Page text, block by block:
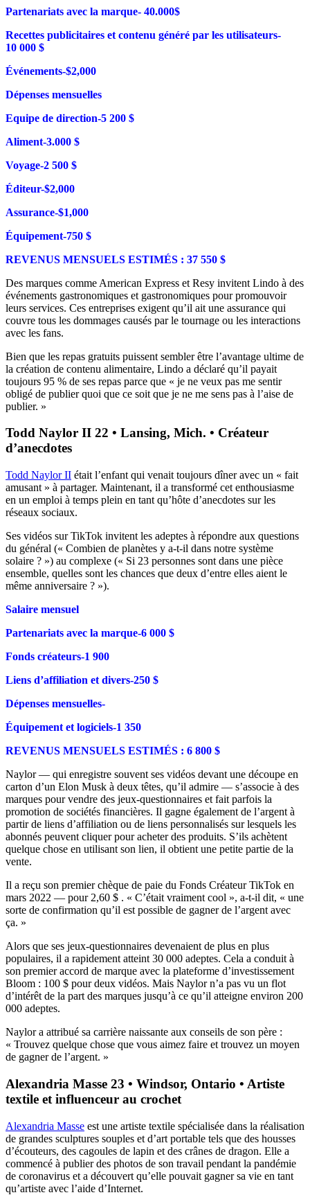
Partenariats avec la marque- 40.000$
Recettes publicitaires et contenu généré par les utilisateurs-
10 000 $
Événements-$2,000
Dépenses mensuelles
Equipe de direction-5 200 $
Aliment-3.000 $
Voyage-2 500 $
Éditeur-$2,000
Assurance-$1,000
Équipement-750 $
REVENUS MENSUELS ESTIMÉS : 37 550 $
Des marques comme American Express et Resy invitent Lindo à des
événements gastronomiques et gastronomiques pour promouvoir
leurs services. Ces entreprises exigent qu’il ait une assurance qui
couvre tous les dommages causés par le tournage ou les interactions
avec les fans.
Bien que les repas gratuits puissent sembler être l’avantage ultime de
la création de contenu alimentaire, Lindo a déclaré qu’il payait
toujours 95 % de ses repas parce que « je ne veux pas me sentir
obligé de publier quoi que ce soit que je ne me sens pas à l’aise de
publier. »
Todd Naylor II 22 • Lansing, Mich. • Créateur
d’anecdotes
Todd Naylor II était l’enfant qui venait toujours dîner avec un « fait
amusant » à partager. Maintenant, il a transformé cet enthousiasme
en un emploi à temps plein en tant qu’hôte d’anecdotes sur les
réseaux sociaux.
Ses vidéos sur TikTok invitent les adeptes à répondre aux questions
du général (« Combien de planètes y a-t-il dans notre système
solaire ? ») au complexe (« Si 23 personnes sont dans une pièce
ensemble, quelles sont les chances que deux d’entre elles aient le
même anniversaire ? »).
Salaire mensuel
Partenariats avec la marque-6 000 $
Fonds créateurs-1 900
Liens d’affiliation et divers-250 $
Dépenses mensuelles-
Équipement et logiciels-1 350
REVENUS MENSUELS ESTIMÉS : 6 800 $
Naylor — qui enregistre souvent ses vidéos devant une découpe en
carton d’un Elon Musk à deux têtes, qu’il admire — s’associe à des
marques pour vendre des jeux-questionnaires et fait parfois la
promotion de sociétés financières. Il gagne également de l’argent à
partir de liens d’affiliation ou de liens personnalisés sur lesquels les
abonnés peuvent cliquer pour acheter des produits. S’ils achètent
quelque chose en utilisant son lien, il obtient une petite partie de la
vente.
Il a reçu son premier chèque de paie du Fonds Créateur TikTok en
mars 2022 — pour 2,60 $ . « C’était vraiment cool », a-t-il dit, « une
sorte de confirmation qu’il est possible de gagner de l’argent avec
ça. »
Alors que ses jeux-questionnaires devenaient de plus en plus
populaires, il a rapidement atteint 30 000 adeptes. Cela a conduit à
son premier accord de marque avec la plateforme d’investissement
Bloom : 100 $ pour deux vidéos. Mais Naylor n’a pas vu un flot
d’intérêt de la part des marques jusqu’à ce qu’il atteigne environ 200
000 adeptes.
Naylor a attribué sa carrière naissante aux conseils de son père :
« Trouvez quelque chose que vous aimez faire et trouvez un moyen
de gagner de l’argent. »
Alexandria Masse 23 • Windsor, Ontario • Artiste
textile et influenceur au crochet
Alexandria Masse est une artiste textile spécialisée dans la réalisation
de grandes sculptures souples et d’art portable tels que des housses
d’écouteurs, des cagoules de lapin et des crânes de dragon. Elle a
commencé à publier des photos de son travail pendant la pandémie
de coronavirus et a découvert qu’elle pouvait gagner sa vie en tant
qu’artiste avec l’aide d’Internet.